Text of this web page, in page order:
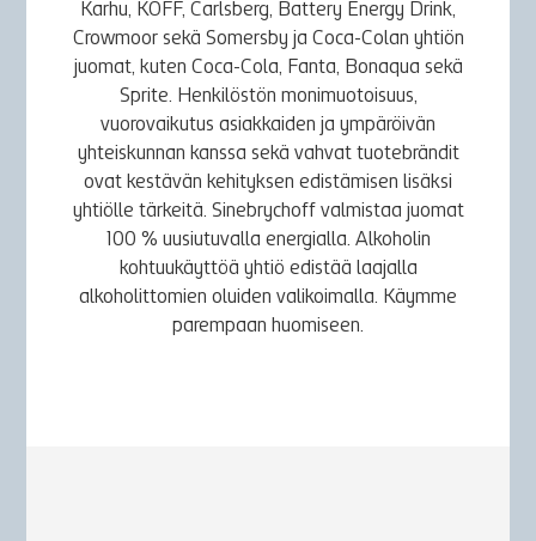
Karhu, KOFF, Carlsberg, Battery Energy Drink,
Crowmoor sekä Somersby ja Coca-Colan yhtiön
juomat, kuten Coca-Cola, Fanta, Bonaqua sekä
Sprite. Henkilöstön monimuotoisuus,
vuorovaikutus asiakkaiden ja ympäröivän
yhteiskunnan kanssa sekä vahvat tuotebrändit
ovat kestävän kehityksen edistämisen lisäksi
yhtiölle tärkeitä. Sinebrychoff valmistaa juomat
100 % uusiutuvalla energialla. Alkoholin
kohtuukäyttöä yhtiö edistää laajalla
alkoholittomien oluiden valikoimalla. Käymme
parempaan huomiseen.